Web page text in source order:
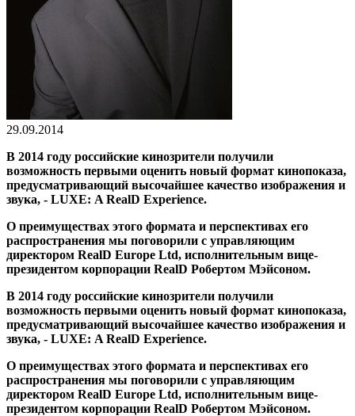
29.09.2014
В 2014 году российские кинозрители получили
возможность первыми оценить новый формат кинопоказа,
предусматривающий высочайшее качество изображения и
звука, - LUXE: A RealD Experience.
О преимуществах этого формата и перспективах его
распространения мы поговорили с управляющим
директором RealD Europe Ltd, исполнительным вице-
президентом корпорации RealD Робертом Мэйсоном.
В 2014 году российские кинозрители получили
возможность первыми оценить новый формат кинопоказа,
предусматривающий высочайшее качество изображения и
звука, - LUXE: A RealD Experience.
О преимуществах этого формата и перспективах его
распространения мы поговорили с управляющим
директором RealD Europe Ltd, исполнительным вице-
президентом корпорации RealD Робертом Мэйсоном.